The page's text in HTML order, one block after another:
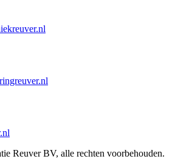
Reuver BV, alle rechten voorbehouden.